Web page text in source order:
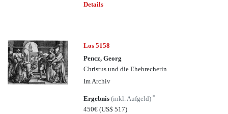
Details
Los 5158
Pencz, Georg
Christus und die Ehebrecherin
Im Archiv
Ergebnis(inkl. Aufgeld)*
450€(US$ 517)